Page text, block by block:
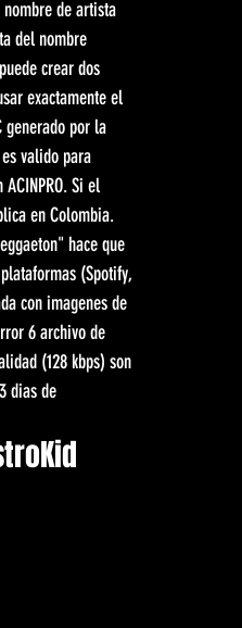
de artista
del nombre
crear dos
exactamente el
generado por la
valido para
Si el
en Colombia.
hace que
(Spotify,
con imagenes de
6 archivo de
(128 kbps) son
dias de